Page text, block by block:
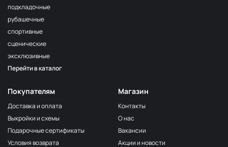
1Т.Бирюзовый
F254 Лагуна
4Св.Бирюзовый
F224/2
2Океанская
309/1 1Т.Серый
МП-20-309/1
F206 Бл.Бирюза
МП-20-F206
F321/1 Океан
МП-20-F321/1
191/2
подкладочные
рубашечные
спортивные
сценические
эксклюзивные
Перейти в каталог
Покупателям
Доставка и оплата
Выкройки и схемы
Подарочные сертификаты
Условия возврата
Магазин
Контакты
О нас
Вакансии
Акции и новости